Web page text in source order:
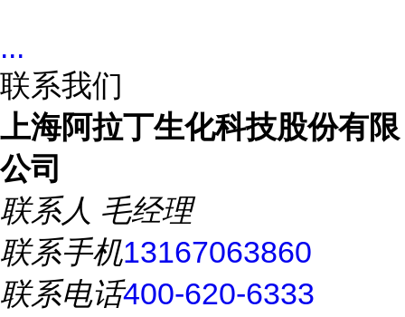
...
联系我们
上海阿拉丁生化科技股份有限
公司
联系人 毛经理
联系手机13167063860
联系电话400-620-6333